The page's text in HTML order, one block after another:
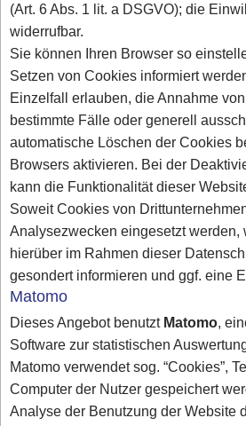
(Art. 6 Abs. 1 lit. a DSGVO); die
widerrufbar.
Sie können Ihren Browser so
Setzen von Cookies informiert
Einzelfall erlauben, die Annahme
bestimmte Fälle oder generell
automatische Löschen der Cookies
Browsers aktivieren. Bei der
kann die Funktionalität dieser
Soweit Cookies von
Analysezwecken eingesetzt werden,
hierüber im Rahmen dieser
gesondert informieren und ggf. eine
Matomo
Dieses Angebot benutztMatomo,
Software zur statistischen
Matomo verwendet sog. “Cookies”,
Computer der Nutzer gespeichert
Analyse der Benutzung der Website